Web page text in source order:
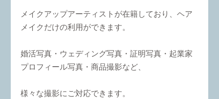
メイクアップアーティストが在籍しており、ヘア
メイクだけの利用ができます。
婚活写真・ウェディング写真・証明写真・起業家
プロフィール写真・商品撮影など、
様々な撮影にご対応できます。